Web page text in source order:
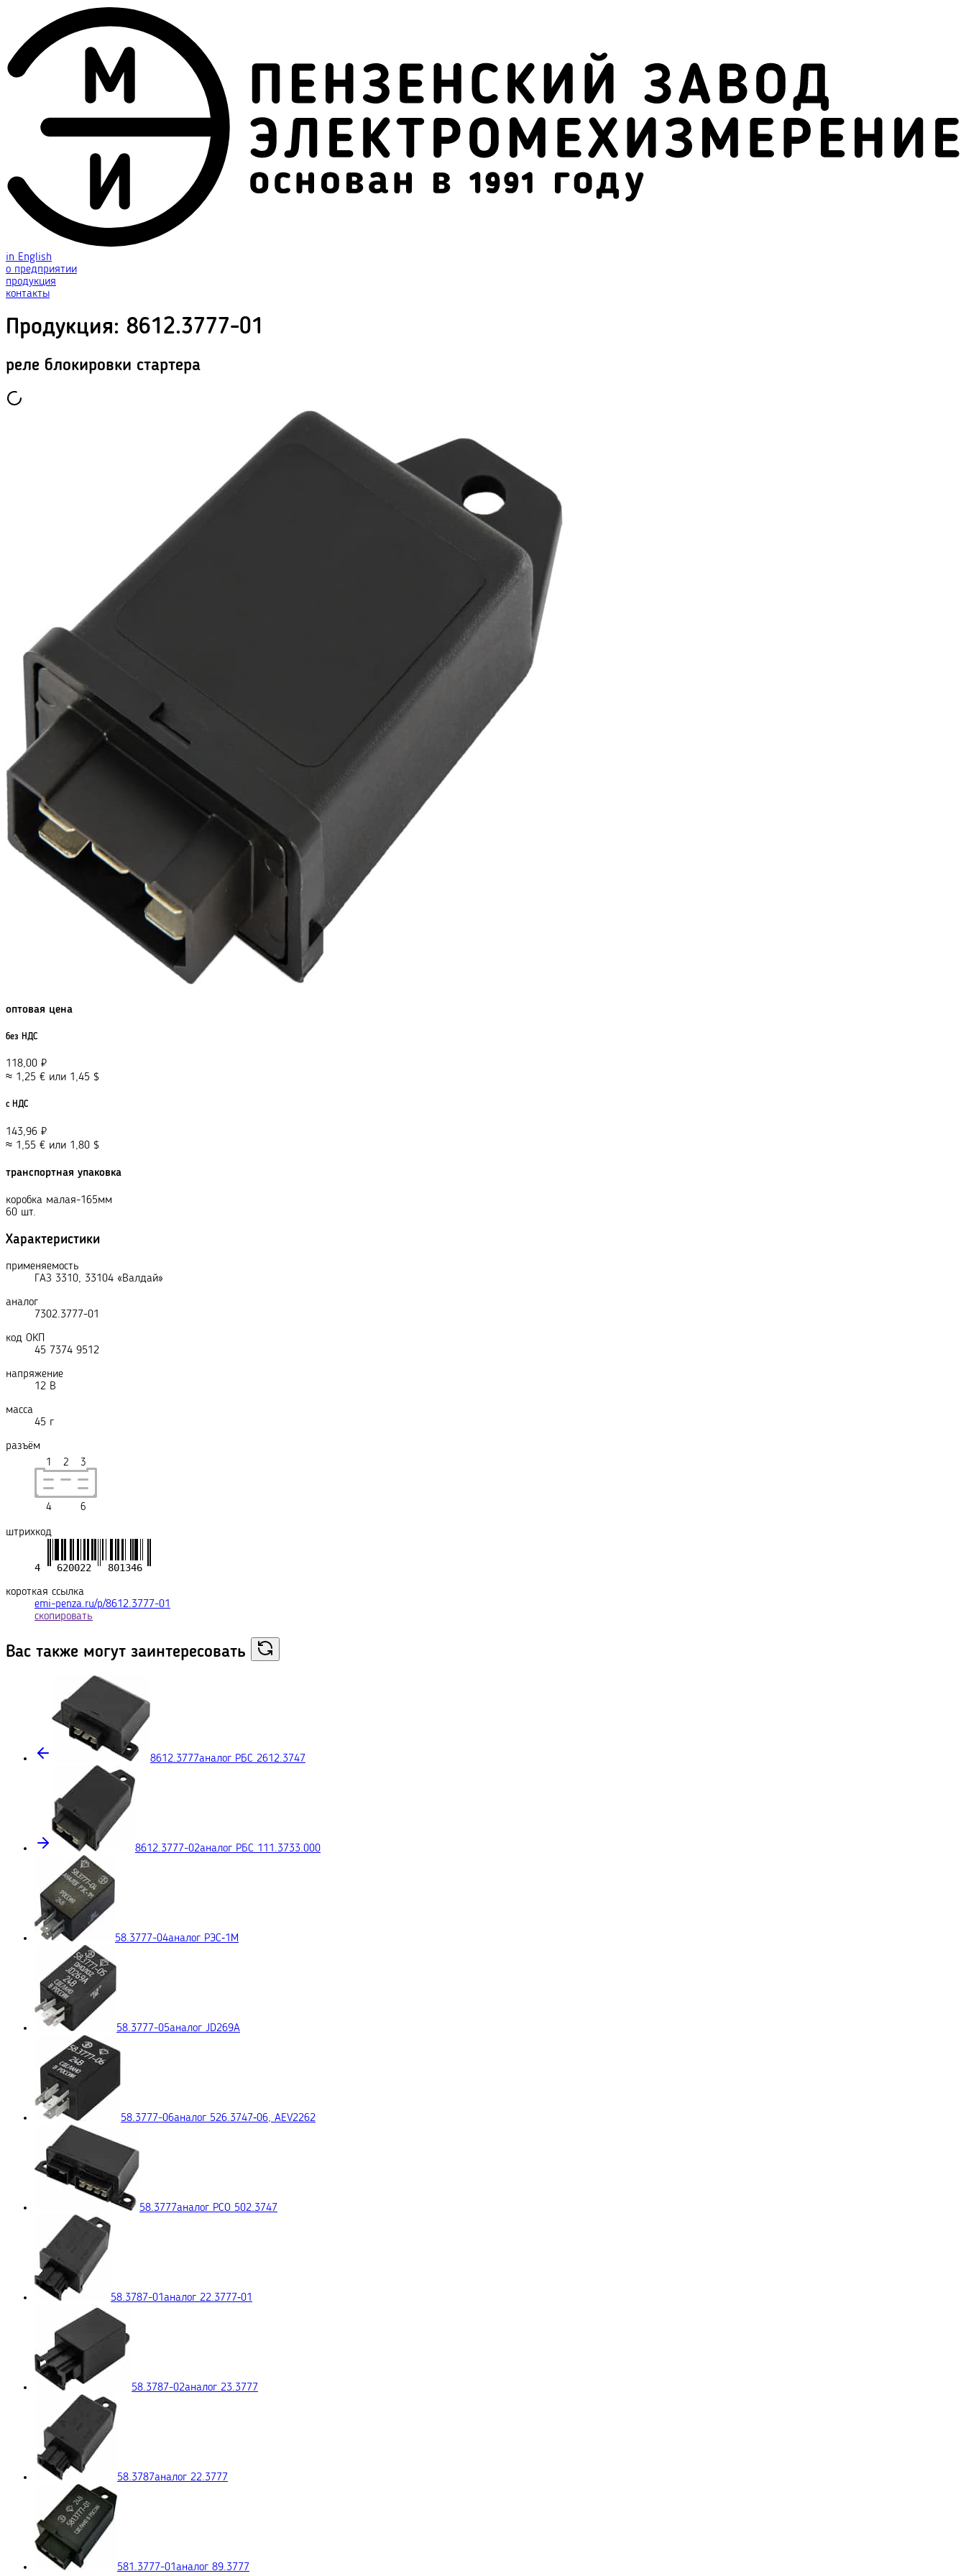
in English
о предприятии
продукция
контакты
Продукция: 8612.3777-01
реле блокировки стартера
оптовая цена
без НДС
118,00 ₽
≈ 1,25 € или 1,45 $
с НДС
143,96 ₽
≈ 1,55 € или 1,80 $
транспортная упаковка
коробка малая-165мм
60 шт.
Характеристики
применяемость
ГАЗ 3310, 33104 «Валдай»
аналог
7302.3777-01
код ОКП
45 7374 9512
напряжение
12 В
масса
45 г
разъём
1 2 3
4 6
штрихкод
короткая ссылка
emi-penza.ru/p/8612.3777-01
скопировать
Вас также могут заинтересовать
8612.3777аналог РБС 2612.3747
8612.3777-02аналог РБС 111.3733.000
58.3777-04аналог РЭС‑1М
58.3777-05аналог JD269A
58.3777-06аналог 526.3747‑06, AEV2262
58.3777аналог РСО 502.3747
58.3787-01аналог 22.3777‑01
58.3787-02аналог 23.3777
58.3787аналог 22.3777
581.3777-01аналог 89.3777